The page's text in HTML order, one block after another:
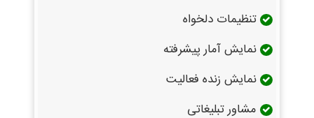
تنظیمات دلخواه
نمایش آمار پیشرفته
نمایش زنده فعالیت
مشاور تبلیغاتی